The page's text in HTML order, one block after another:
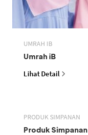
UMRAH IB
Umrah iB
Lihat Detail
PRODUK SIMPANAN
Produk Simpanan